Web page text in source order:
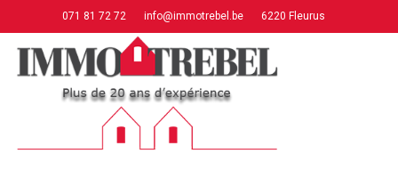
071 81 72 72 info@immotrebel.be 6220 Fleurus